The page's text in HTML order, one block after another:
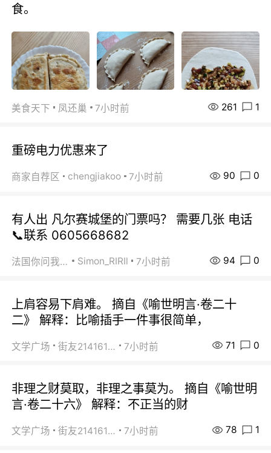
食。
美食天下 凤还巢 7小时前 261 1
重磅电力优惠来了
商家自荐区 chengjiakoo 7小时前 90 0
有人出 凡尔赛城堡的门票吗？ 需要几张 电话
📞联系 0605668682
法国你问我答 Simon_RIRIl 7小时前 94 0
上肩容易下肩难。 摘自《喻世明言·卷二十
二》 解释：比喻插手一件事很简单，
文学广场 街友21416156 7小时前 71 0
非理之财莫取，非理之事莫为。 摘自《喻世明
言·卷二十六》 解释：不正当的财
文学广场 街友21416156 7小时前 78 1